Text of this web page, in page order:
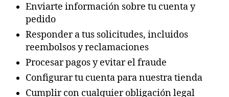
Enviarte información sobre tu cuenta y
pedido
Responder a tus solicitudes, incluidos
reembolsos y reclamaciones
Procesar pagos y evitar el fraude
Configurar tu cuenta para nuestra tienda
Cumplir con cualquier obligación legal